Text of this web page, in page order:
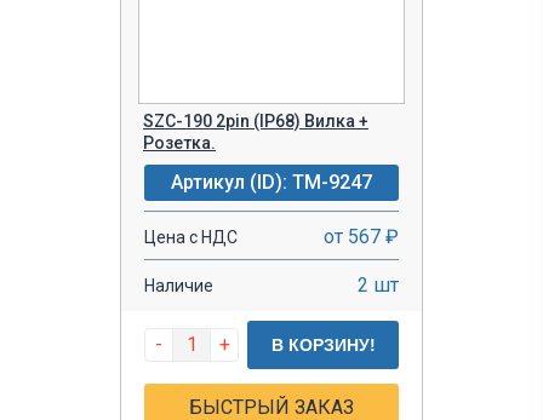
SZC-190 2pin (IP68) Вилка +
Розетка.
Артикул (ID): TM-9247
Цена с НДС от 567 ₽
Наличие 2 шт
- + В КОРЗИНУ!
БЫСТРЫЙ ЗАКАЗ